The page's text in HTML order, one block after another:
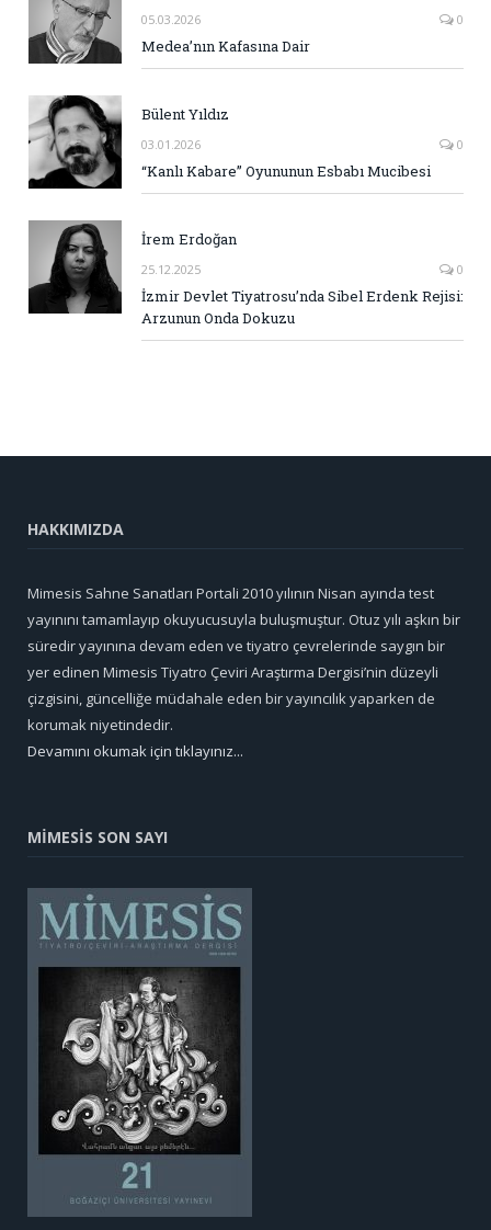
05.03.2026 0
Medea’nın Kafasına Dair
Bülent Yıldız
03.01.2026 0
“Kanlı Kabare” Oyununun Esbabı Mucibesi
İrem Erdoğan
25.12.2025 0
İzmir Devlet Tiyatrosu’nda Sibel Erdenk Rejisi:
Arzunun Onda Dokuzu
HAKKIMIZDA
Mimesis Sahne Sanatları Portali 2010 yılının Nisan ayında test
yayınını tamamlayıp okuyucusuyla buluşmuştur. Otuz yılı aşkın bir
süredir yayınına devam eden ve tiyatro çevrelerinde saygın bir
yer edinen Mimesis Tiyatro Çeviri Araştırma Dergisi’nin düzeyli
çizgisini, güncelliğe müdahale eden bir yayıncılık yaparken de
korumak niyetindedir.
Devamını okumak için tıklayınız...
MİMESİS SON SAYI